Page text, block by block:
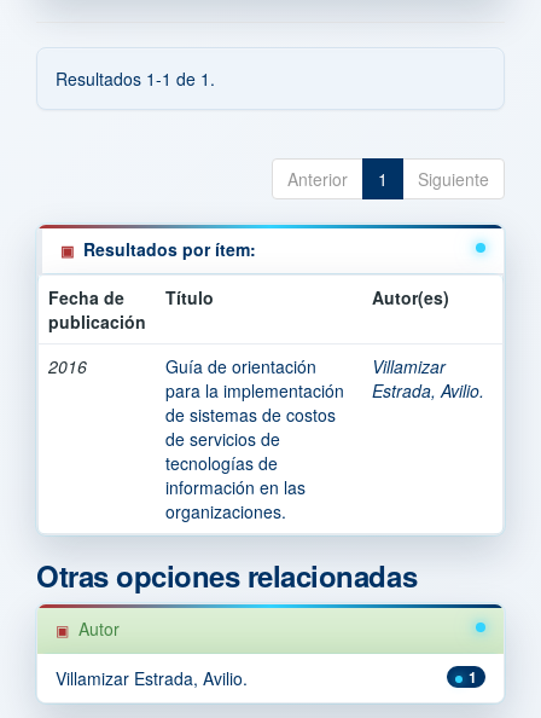
Resultados 1-1 de 1.
Anterior 1 Siguiente
Resultados por ítem:
Fecha de
publicación
Título Autor(es)
2016
Guía de orientación
para la implementación
de sistemas de costos
de servicios de
tecnologías de
información en las
organizaciones.
Villamizar
Estrada, Avilio.
Otras opciones relacionadas
Autor
1
Villamizar Estrada, Avilio.